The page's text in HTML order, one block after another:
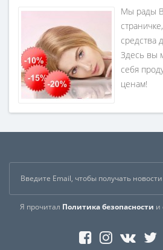
Мы рады
средства
Здесь вы
себя
ценам!
Я прочитал Политика безопасности и